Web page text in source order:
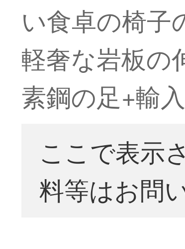
い食卓の椅子
軽奢な岩板の
素鋼の足+輸
ここで表示
料等はお問